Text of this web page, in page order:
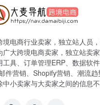
境电商行业卖家，独立站人员
大跨境电商卖家，独立站卖
具、订单管理ERP、数据软
件营销、Shopify营销、潮流趋
小卖家与大卖家之间的信息不